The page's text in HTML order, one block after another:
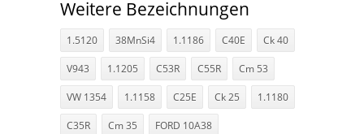
Weitere Bezeichnungen
1.5120 38MnSi4 1.1186 C40E Ck 40
V943 1.1205 C53R C55R Cm 53
VW 1354 1.1158 C25E Ck 25 1.1180
C35R Cm 35 FORD 10A38